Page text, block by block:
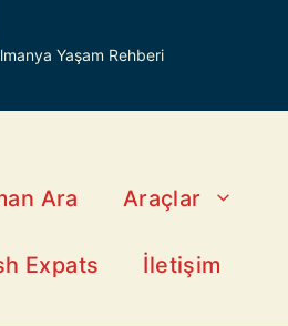
Yaşam Rehberi
Ara Araçlar
Expats İletişim